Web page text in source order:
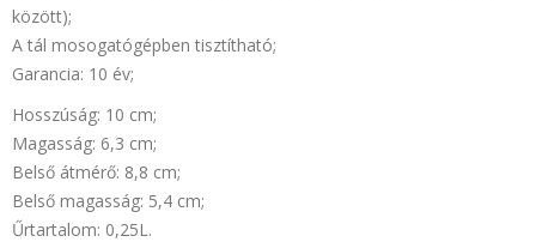
között);
A tál mosogatógépben tisztítható;
Garancia: 10 év;
Hosszúság: 10 cm;
Magasság: 6,3 cm;
Belső átmérő: 8,8 cm;
Belső magasság: 5,4 cm;
Űrtartalom: 0,25L.